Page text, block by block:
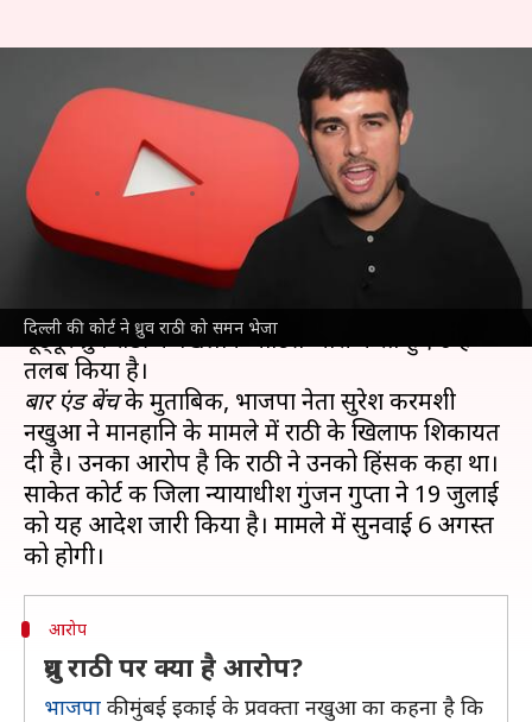
दिल्ली की कोर्ट ने ध्रुव राठी को समन भेजा
दिल्ली की कोर्ट ने भाजपा नेता की
शिकायत पर यूट्यूबर ध्रुव राठी को
तलब किया
Jul 24, 2024
क्या है खबर?
दिल्ली
यूट्बूर ध्रुव राठी के खिलाफ नोटिस जारी करते हुए उन्हें
बार एंड बेंचके मुताबिक, भाजपा नेता सुरेश करमशी
नखुआ ने मानहानि के मामले में राठी के खिलाफ शिकायत
दी है। उनका आरोप है कि राठी ने उनको हिंसक कहा था।
साकेत कोर्ट की जिला न्यायाधीश गुंजन गुप्ता ने 19 जुलाई
को यह आदेश जारी किया है। मामले में सुनवाई 6 अगस्त
आरोप
ध्रुव राठी पर क्या है आरोप?
भाजपा की मुंबई इकाई के प्रवक्ता नखुआ का कहना है कि